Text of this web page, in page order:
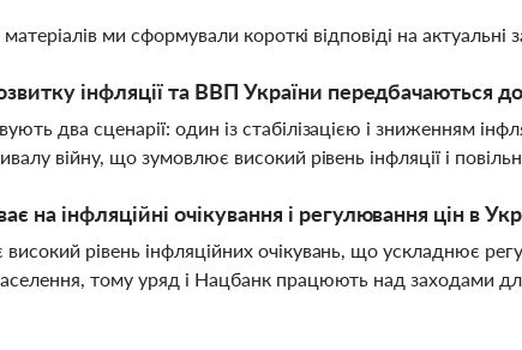
ми сформували короткі відповіді на актуальні
інфляції та ВВП України передбачаються
два сценарії: один із стабілізацією і зниженням
війну, що зумовлює високий рівень інфляції і
на інфляційні очікування і регулювання цін в
високий рівень інфляційних очікувань, що ускладнює
тому уряд і Нацбанк працюють над заходами